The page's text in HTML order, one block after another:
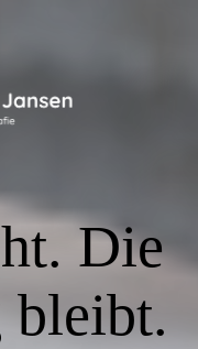
Die
bleibt.